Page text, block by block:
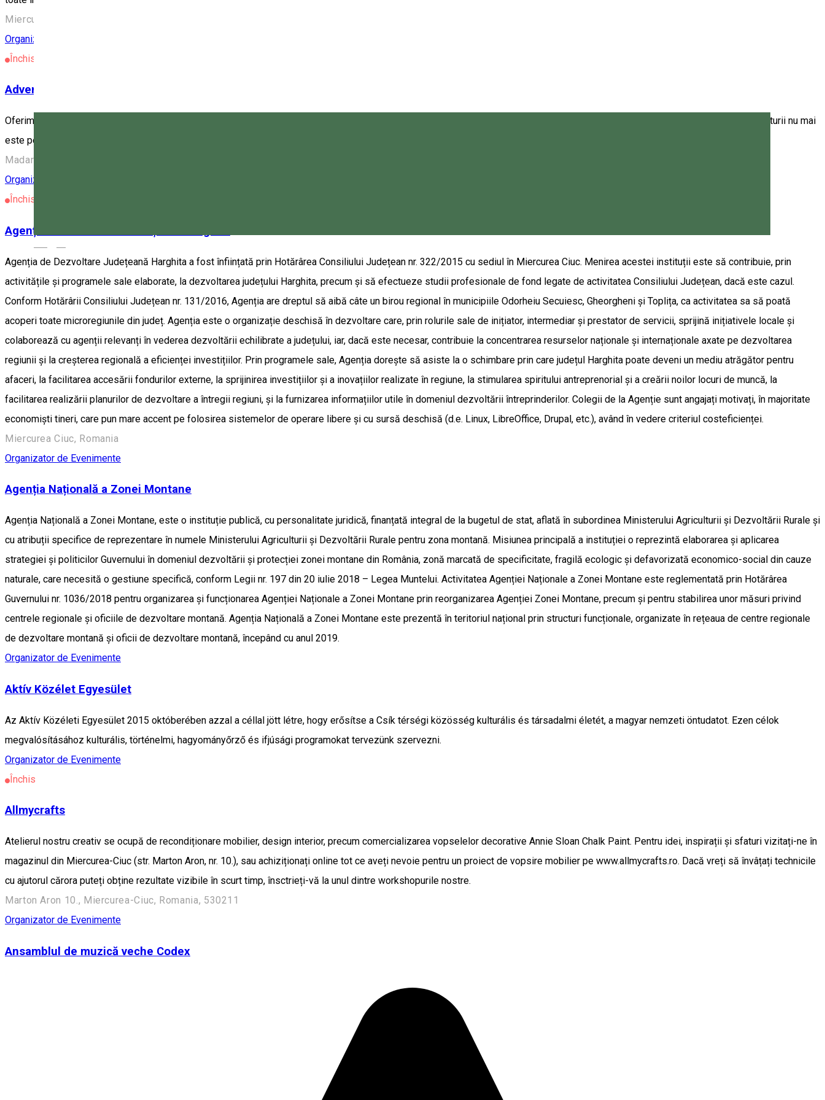
Miercurea Ciuc, Romania
Organizator de Evenimente
Închis
Adventure Club Hargita
Oferim experiențe. Vă invităm să descoperiți frumusețea peisajelor de iarnă neatinse. Natura, iubirea pentru natură și protejarea ei au un rol important în viața noastră. Explorarea naturii nu mai
este posibilă doar pe jos — acum puteți descoperi zone mai mari în condiții sigure și controlate, într-un mod confortabil.
Madarasi Hargita hegycsúcs, Románia
Organizator de Evenimente
Închis
Agenția de Dezvoltare Județeană Harghita
Agenția de Dezvoltare Județeană Harghita a fost înființată prin Hotărârea Consiliului Județean nr. 322/2015 cu sediul în Miercurea Ciuc. Menirea acestei instituții este să contribuie, prin
activitățile și programele sale elaborate, la dezvoltarea județului Harghita, precum și să efectueze studii profesionale de fond legate de activitatea Consiliului Județean, dacă este cazul.
Conform Hotărârii Consiliului Județean nr. 131/2016, Agenția are dreptul să aibă câte un birou regional în municipiile Odorheiu Secuiesc, Gheorgheni și Toplița, ca activitatea sa să poată
acoperi toate microregiunile din județ. Agenția este o organizație deschisă în dezvoltare care, prin rolurile sale de inițiator, intermediar și prestator de servicii, sprijină inițiativele locale și
colaborează cu agenții relevanți în vederea dezvoltării echilibrate a județului, iar, dacă este necesar, contribuie la concentrarea resurselor naționale și internaționale axate pe dezvoltarea
regiunii și la creșterea regională a eficienței investițiilor. Prin programele sale, Agenția dorește să asiste la o schimbare prin care județul Harghita poate deveni un mediu atrăgător pentru
afaceri, la facilitarea accesării fondurilor externe, la sprijinirea investițiilor și a inovațiilor realizate în regiune, la stimularea spiritului antreprenorial și a creării noilor locuri de muncă, la
facilitarea realizării planurilor de dezvoltare a întregii regiuni, și la furnizarea informațiilor utile în domeniul dezvoltării întreprinderilor. Colegii de la Agenție sunt angajați motivați, în majoritate
economiști tineri, care pun mare accent pe folosirea sistemelor de operare libere și cu sursă deschisă (d.e. Linux, LibreOffice, Drupal, etc.), având în vedere criteriul costeficienței.
Miercurea Ciuc, Romania
Organizator de Evenimente
Agenția Națională a Zonei Montane
Agenția Națională a Zonei Montane, este o instituție publică, cu personalitate juridică, finanțată integral de la bugetul de stat, aflată în subordinea Ministerului Agriculturii și Dezvoltării Rurale și
cu atribuții specifice de reprezentare în numele Ministerului Agriculturii și Dezvoltării Rurale pentru zona montană. Misiunea principală a instituției o reprezintă elaborarea și aplicarea
strategiei și politicilor Guvernului în domeniul dezvoltării și protecției zonei montane din România, zonă marcată de specificitate, fragilă ecologic și defavorizată economico-social din cauze
naturale, care necesită o gestiune specifică, conform Legii nr. 197 din 20 iulie 2018 – Legea Muntelui. Activitatea Agenției Naționale a Zonei Montane este reglementată prin Hotărârea
Guvernului nr. 1036/2018 pentru organizarea și funcționarea Agenției Naționale a Zonei Montane prin reorganizarea Agenției Zonei Montane, precum și pentru stabilirea unor măsuri privind
centrele regionale și oficiile de dezvoltare montană. Agenția Națională a Zonei Montane este prezentă în teritoriul național prin structuri funcționale, organizate în rețeaua de centre regionale
de dezvoltare montană și oficii de dezvoltare montană, începând cu anul 2019.
Organizator de Evenimente
Aktív Közélet Egyesület
Az Aktív Közéleti Egyesület 2015 októberében azzal a céllal jött létre, hogy erősítse a Csík térségi közösség kulturális és társadalmi életét, a magyar nemzeti öntudatot. Ezen célok
megvalósításához kulturális, történelmi, hagyományőrző és ifjúsági programokat tervezünk szervezni.
Organizator de Evenimente
Închis
Allmycrafts
Atelierul nostru creativ se ocupă de recondiționare mobilier, design interior, precum comercializarea vopselelor decorative Annie Sloan Chalk Paint. Pentru idei, inspirații și sfaturi vizitați-ne în
magazinul din Miercurea-Ciuc (str. Marton Aron, nr. 10.), sau achiziționați online tot ce aveți nevoie pentru un proiect de vopsire mobilier pe www.allmycrafts.ro. Dacă vreți să învâțați technicile
cu ajutorul cărora puteți obține rezultate vizibile în scurt timp, însctrieți-vă la unul dintre workshopurile nostre.
Marton Aron 10., Miercurea-Ciuc, Romania, 530211
Organizator de Evenimente
Ansamblul de muzică veche Codex